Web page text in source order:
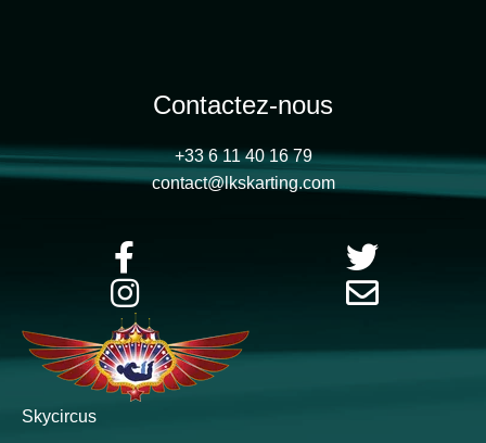
Contactez-nous
+33 6 11 40 16 79
contact@lkskarting.com
Skycircus